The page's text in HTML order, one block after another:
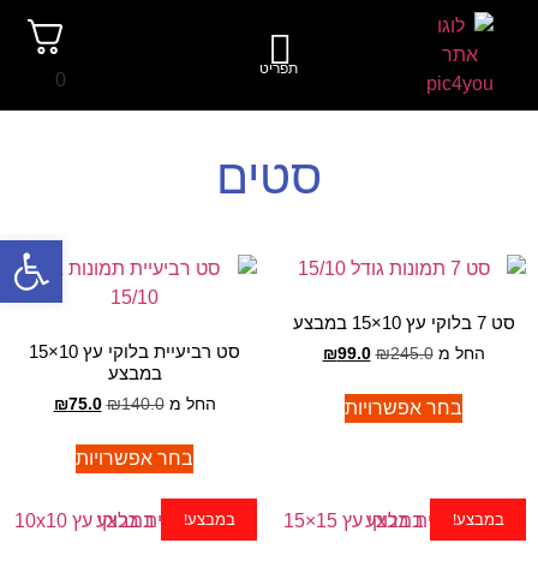
תפריט
0
סטים
סט 7 בלוקי עץ 10×15 במבצע
החל מ ₪245.0
₪99.0
בחר אפשרויות
סט רביעיית בלוקי עץ 10×15
במבצע
החל מ ₪140.0
₪75.0
בחר אפשרויות
במבצע! במבצע!
פתח